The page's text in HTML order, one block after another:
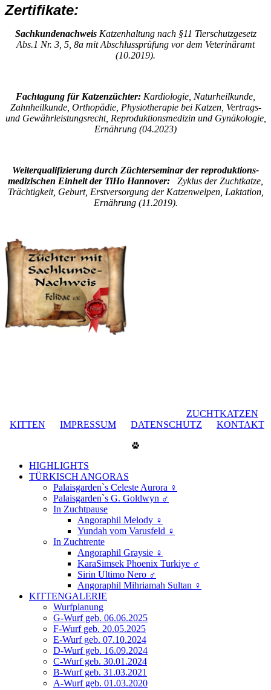
Zertifikate:
SachkundenachweisKatzenhaltung nach §11 Tierschutzgesetz
Abs.1 Nr. 3, 5, 8a mit Abschlussprüfung vor dem Veterinäramt
(10.2019).
Fachtagung für Katzenzüchter: Kardiologie, Naturheilkunde,
Zahnheilkunde, Orthopädie, Physiotherapie bei Katzen, Vertrags-
und Gewährleistungsrecht, Reproduktionsmedizin und Gynäkologie,
Ernährung (04.2023)
Weiterqualifizierung durch Züchterseminar der reproduktions-
medizischen Einheit der TiHo Hannover:
Zyklus der Zuchtkatze,
Trächtigkeit, Geburt, Erstversorgung der Katzenwelpen, Laktation,
Ernährung (11.2019).
ZUCHTKATZEN
KITTEN
IMPRESSUM DATENSCHUTZ KONTAKT
HIGHLIGHTS
TÜRKISCH ANGORAS
Palaisgarden`s Celeste Aurora ♀
Palaisgarden`s G. Goldwyn ♂
In Zuchtpause
Angoraphil Melody ♀
Yundah vom Varusfeld ♀
In Zuchtrente
Angoraphil Graysie ♀
KaraSimsek Phoenix Turkiye ♂
Sirin Ultimo Nero ♂
Angoraphil Mihriamah Sultan ♀
KITTENGALERIE
Wurfplanung
G-Wurf geb. 06.06.2025
F-Wurf geb. 20.05.2025
E-Wurf geb. 07.10.2024
D-Wurf geb. 16.09.2024
C-Wurf geb. 30.01.2024
B-Wurf geb. 31.03.2021
A-Wurf geb. 01.03.2020